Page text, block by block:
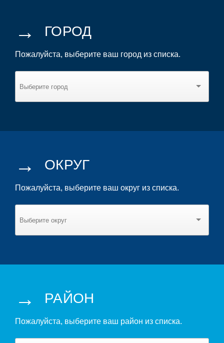
→ ГОРОД
Пожалуйста, выберите ваш город из списка.
→ ОКРУГ
Пожалуйста, выберите ваш округ из списка.
→ РАЙОН
Пожалуйста, выберите ваш район из списка.